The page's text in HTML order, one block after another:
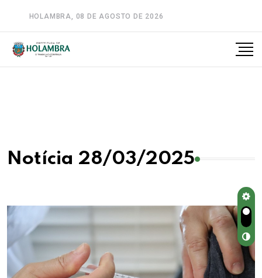
HOLAMBRA, 08 DE AGOSTO DE 2026
Notícia 28/03/2025